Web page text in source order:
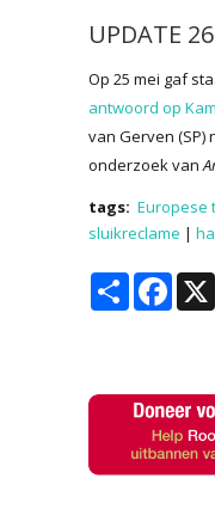
UPDATE
Op 25 mei gaf
antwoord op
van Gerven
onderzoek van
tags: Europese
sluikreclame |
Share